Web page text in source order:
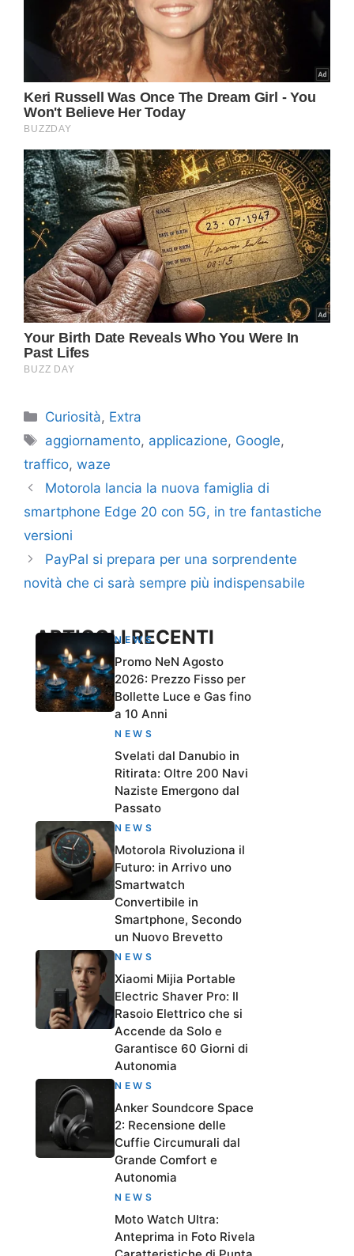
Categorie
Curiosità, Extra
Tag
aggiornamento, applicazione, Google,
traffico, waze
Motorola lancia la nuova famiglia di
smartphone Edge 20 con 5G, in tre fantastiche
versioni
PayPal si prepara per una sorprendente
novità che ci sarà sempre più indispensabile
ARTICOLI RECENTI
NEWS
Promo NeN Agosto
2026: Prezzo Fisso per
Bollette Luce e Gas fino
a 10 Anni
NEWS
Svelati dal Danubio in
Ritirata: Oltre 200 Navi
Naziste Emergono dal
Passato
NEWS
Motorola Rivoluziona il
Futuro: in Arrivo uno
Smartwatch
Convertibile in
Smartphone, Secondo
un Nuovo Brevetto
NEWS
Xiaomi Mijia Portable
Electric Shaver Pro: Il
Rasoio Elettrico che si
Accende da Solo e
Garantisce 60 Giorni di
Autonomia
NEWS
Anker Soundcore Space
2: Recensione delle
Cuffie Circumurali dal
Grande Comfort e
Autonomia
NEWS
Moto Watch Ultra:
Anteprima in Foto Rivela